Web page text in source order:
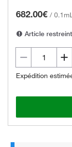
682.00€ /
Article restreint
Expédition